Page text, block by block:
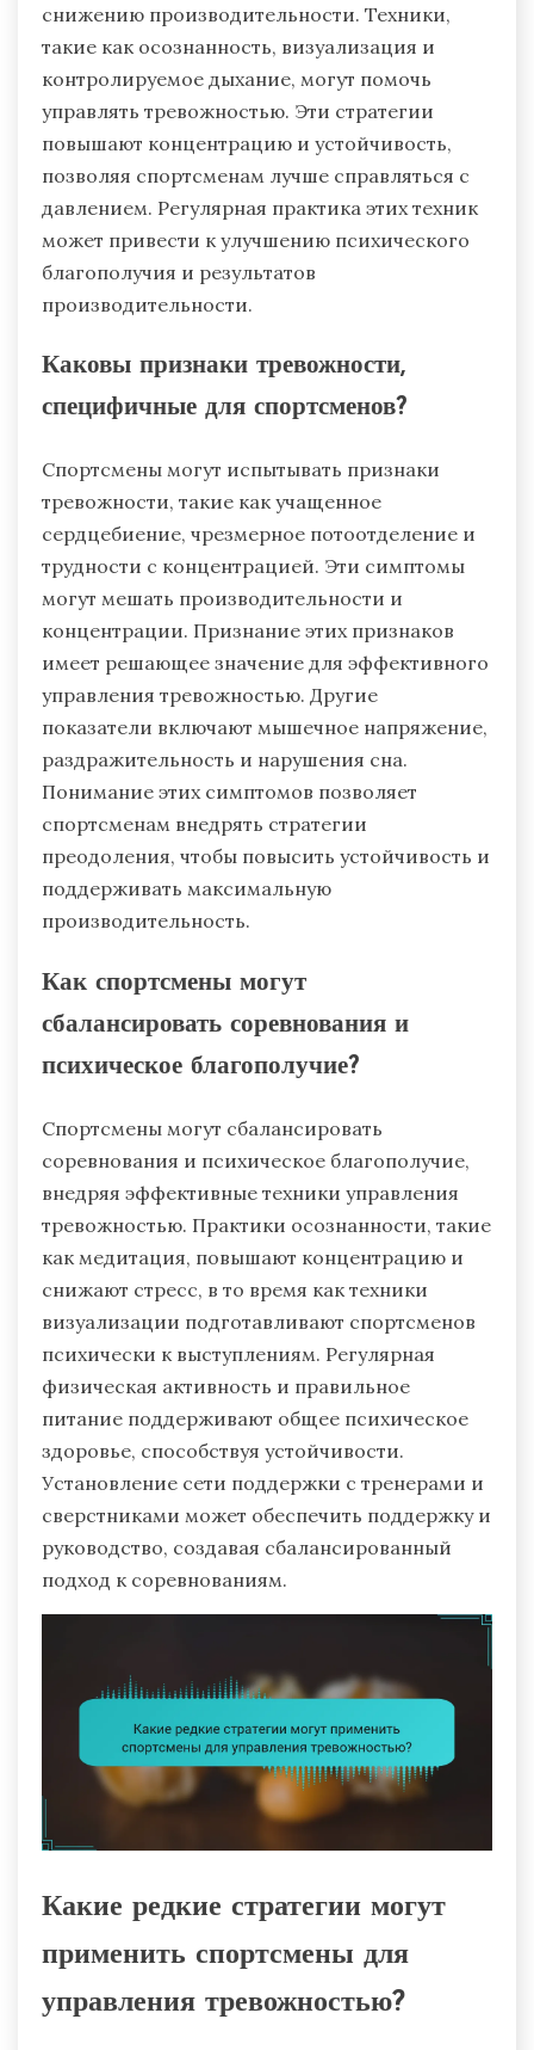
снижению производительности. Техники,
такие как осознанность, визуализация и
контролируемое дыхание, могут помочь
управлять тревожностью. Эти стратегии
повышают концентрацию и устойчивость,
позволяя спортсменам лучше справляться с
давлением. Регулярная практика этих техник
может привести к улучшению психического
благополучия и результатов
производительности.
Каковы признаки тревожности,
специфичные для спортсменов?
Спортсмены могут испытывать признаки
тревожности, такие как учащенное
сердцебиение, чрезмерное потоотделение и
трудности с концентрацией. Эти симптомы
могут мешать производительности и
концентрации. Признание этих признаков
имеет решающее значение для эффективного
управления тревожностью. Другие
показатели включают мышечное напряжение,
раздражительность и нарушения сна.
Понимание этих симптомов позволяет
спортсменам внедрять стратегии
преодоления, чтобы повысить устойчивость и
поддерживать максимальную
производительность.
Как спортсмены могут
сбалансировать соревнования и
психическое благополучие?
Спортсмены могут сбалансировать
соревнования и психическое благополучие,
внедряя эффективные техники управления
тревожностью. Практики осознанности, такие
как медитация, повышают концентрацию и
снижают стресс, в то время как техники
визуализации подготавливают спортсменов
психически к выступлениям. Регулярная
физическая активность и правильное
питание поддерживают общее психическое
здоровье, способствуя устойчивости.
Установление сети поддержки с тренерами и
сверстниками может обеспечить поддержку и
руководство, создавая сбалансированный
подход к соревнованиям.
Какие редкие стратегии могут
применить спортсмены для
управления тревожностью?